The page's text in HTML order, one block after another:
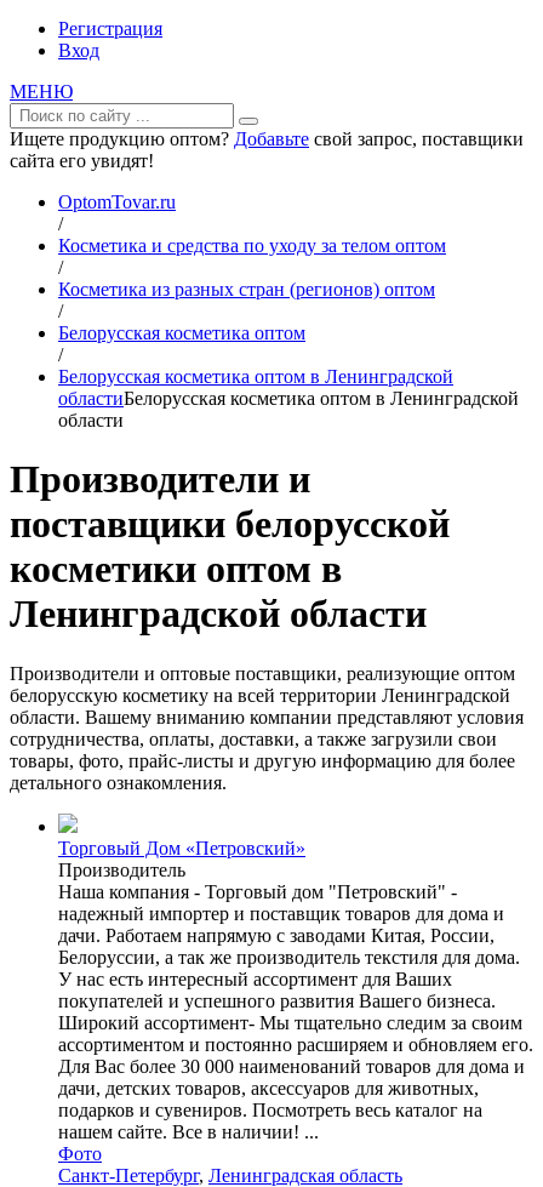
Регистрация
Вход
МЕНЮ
Ищете продукцию оптом? Добавьте свой запрос, поставщики
сайта его увидят!
OptomTovar.ru
/
Косметика и средства по уходу за телом оптом
/
Косметика из разных стран (регионов) оптом
/
Белорусская косметика оптом
/
Белорусская косметика оптом в Ленинградской
областиБелорусская косметика оптом в Ленинградской
области
Производители и
поставщики белорусской
косметики оптом в
Ленинградской области
Производители и оптовые поставщики, реализующие оптом
белорусскую косметику на всей территории Ленинградской
области. Вашему вниманию компании представляют условия
сотрудничества, оплаты, доставки, а также загрузили свои
товары, фото, прайс-листы и другую информацию для более
детального ознакомления.
Торговый Дом «Петровский»
Производитель
Наша компания - Торговый дом "Петровский" -
надежный импортер и поставщик товаров для дома и
дачи. Работаем напрямую с заводами Китая, России,
Белоруссии, а так же производитель текстиля для дома.
У нас есть интересный ассортимент для Ваших
покупателей и успешного развития Вашего бизнеса.
Широкий ассортимент- Мы тщательно следим за своим
ассортиментом и постоянно расширяем и обновляем его.
Для Вас более 30 000 наименований товаров для дома и
дачи, детских товаров, аксессуаров для животных,
подарков и сувениров. Посмотреть весь каталог на
нашем сайте. Все в наличии! ...
Фото
Санкт-Петербург, Ленинградская область